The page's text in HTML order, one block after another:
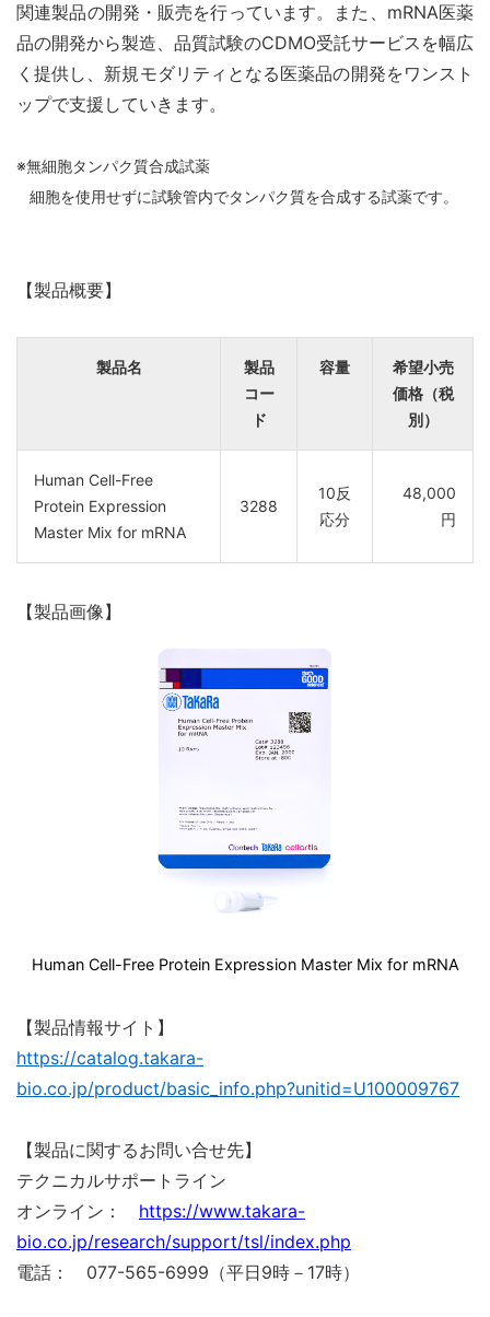
関連製品の開発・販売を行っています。また、mRNA医薬
品の開発から製造、品質試験のCDMO受託サービスを幅広
く提供し、新規モダリティとなる医薬品の開発をワンスト
ップで支援していきます。
※無細胞タンパク質合成試薬
細胞を使用せずに試験管内でタンパク質を合成する試薬です。
【製品概要】
製品名
製品
コー
ド
容量
希望小売
価格（税
別）
Human Cell-Free
Protein Expression
Master Mix for mRNA
3288
10反
応分
48,000
円
【製品画像】
Human Cell-Free Protein Expression Master Mix for mRNA
【製品情報サイト】
https://catalog.takara-
bio.co.jp/product/basic_info.php?unitid=U100009767
【製品に関するお問い合せ先】
テクニカルサポートライン
オンライン： https://www.takara-
bio.co.jp/research/support/tsl/index.php
電話： 077-565-6999（平日9時－17時）